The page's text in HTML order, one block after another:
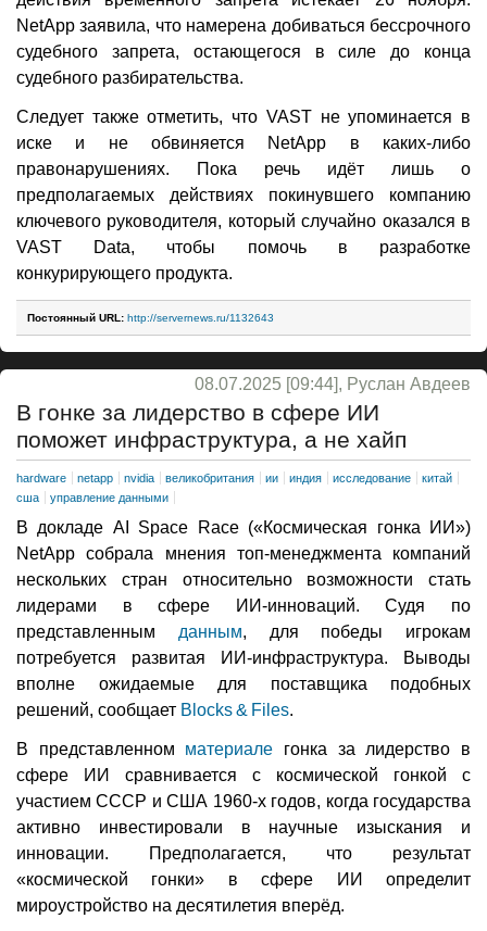
NetApp заявила, что намерена добиваться бессрочного
судебного запрета, остающегося в силе до конца
судебного разбирательства.
Следует также отметить, что VAST не упоминается в
иске и не обвиняется NetApp в каких-либо
правонарушениях. Пока речь идёт лишь о
предполагаемых действиях покинувшего компанию
ключевого руководителя, который случайно оказался в
VAST Data, чтобы помочь в разработке
конкурирующего продукта.
Постоянный URL: http://servernews.ru/1132643
08.07.2025 [09:44], Руслан Авдеев
В гонке за лидерство в сфере ИИ
поможет инфраструктура, а не хайп
hardware netapp nvidia великобритания ии индия исследование
китай
сша
управление данными
В докладе AI Space Race («Космическая гонка ИИ»)
NetApp собрала мнения топ-менеджмента компаний
нескольких стран относительно возможности стать
лидерами в сфере ИИ-инноваций. Судя по
представленным данным, для победы игрокам
потребуется развитая ИИ-инфраструктура. Выводы
вполне ожидаемые для поставщика подобных
решений, сообщает Blocks & Files.
В представленном материале гонка за лидерство в
сфере ИИ сравнивается с космической гонкой с
участием СССР и США 1960-х годов, когда государства
активно инвестировали в научные изыскания и
инновации. Предполагается, что результат
«космической гонки» в сфере ИИ определит
мироустройство на десятилетия вперёд.